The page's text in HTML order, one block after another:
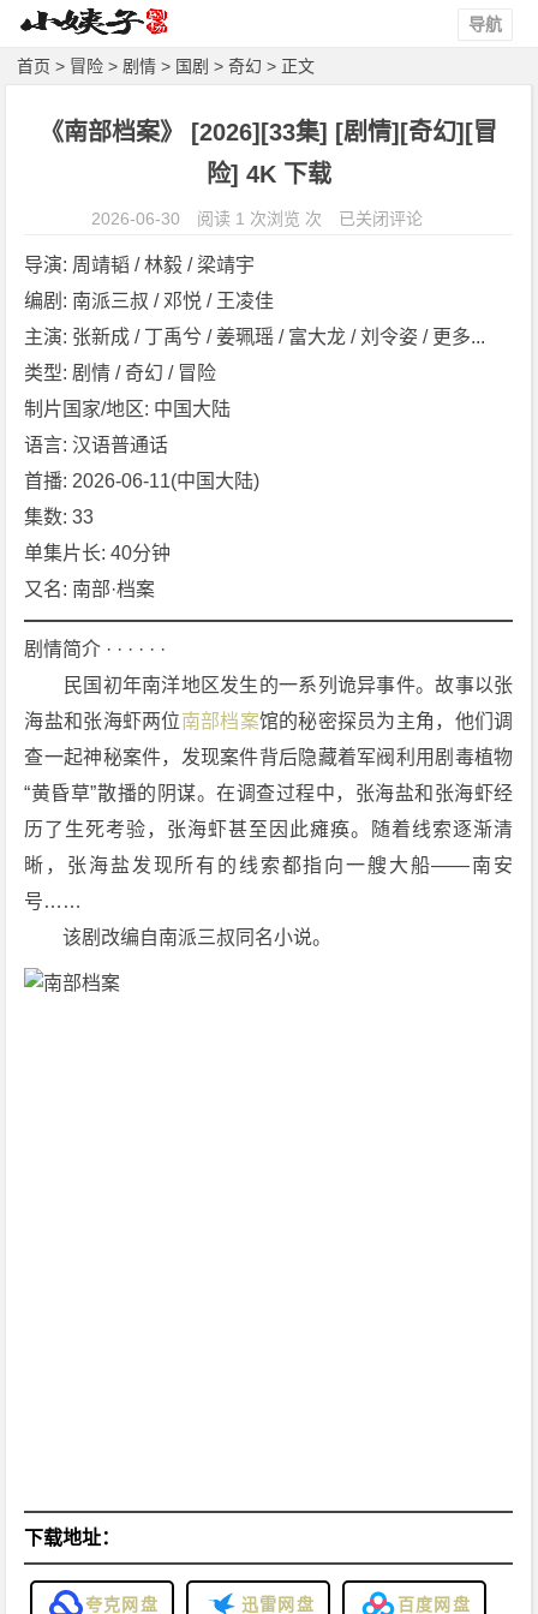
导航
首页 > 冒险 > 剧情 > 国剧 >奇幻 > 正文
《南部档案》 [2026][33集] [剧情][奇幻][冒
险] 4K 下载
2026-06-30 阅读 1 次浏览 次
《南
[2
险]
4
K
载
已关闭评论
导演: 周靖韬 / 林毅 / 梁靖宇
编剧: 南派三叔 / 邓悦 / 王凌佳
主演: 张新成 / 丁禹兮 / 姜珮瑶 / 富大龙 / 刘令姿 / 更多...
类型: 剧情 / 奇幻 / 冒险
制片国家/地区: 中国大陆
语言: 汉语普通话
首播: 2026-06-11(中国大陆)
集数: 33
单集片长: 40分钟
又名: 南部·档案
剧情简介 · · · · · ·
民国初年南洋地区发生的一系列诡异事件。故事以张
海盐和张海虾两位南部档案馆的秘密探员为主角，他们调
查一起神秘案件，发现案件背后隐藏着军阀利用剧毒植物
“黄昏草”散播的阴谋。在调查过程中，张海盐和张海虾经
历了生死考验，张海虾甚至因此瘫痪。随着线索逐渐清
晰，张海盐发现所有的线索都指向一艘大船——南安
号……
该剧改编自南派三叔同名小说。
下载地址：
夸克网盘 迅雷网盘 百度网盘